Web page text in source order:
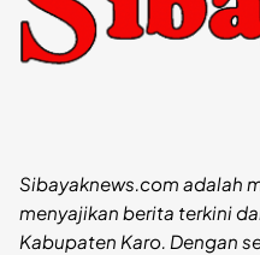
Sibayaknews.com adalah
menyajikan berita terkini
Kabupaten Karo. Dengan